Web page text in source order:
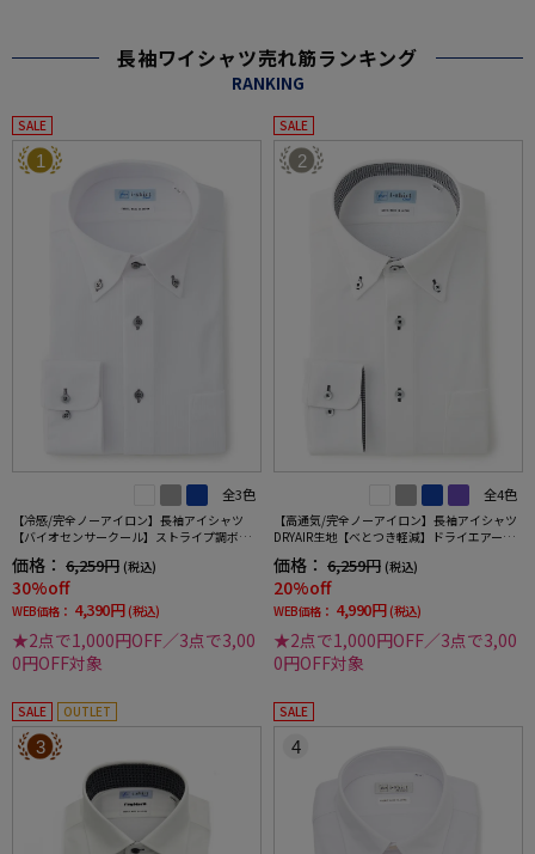
長袖ワイシャツ売れ筋ランキング
RANKING
SALE
1
全3色
【冷感/完全ノーアイロン】長袖アイシャツ
【バイオセンサークール】ストライプ調ボタ
効果吸汗速乾ワイシャツ春夏
価格： 6,259円 (税込)
30%off
WEB価格： 4,390円 (税込)
★2点で1,000円OFF／3点で3,00
0円OFF対象
SALE
2
全4色
【高通気/完全ノーアイロン】長袖アイシャツ
DRYAIR生地【べとつき軽減】ドライエアー刺
トレッチ防汚効果吸汗速乾ワイシャツ春夏
価格： 6,259円 (税込)
20%off
WEB価格： 4,990円 (税込)
★2点で1,000円OFF／3点で3,00
0円OFF対象
SALE OUTLET
3
SALE
4